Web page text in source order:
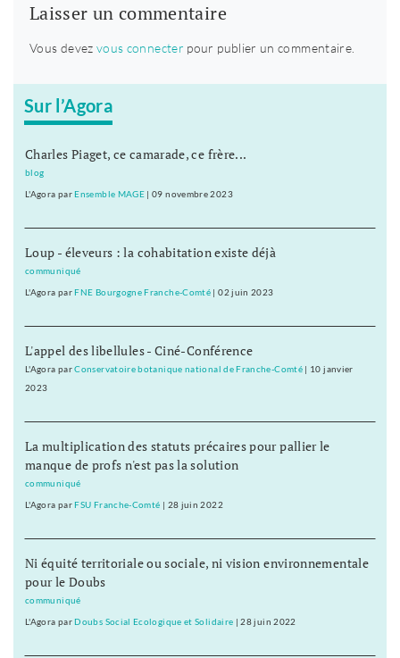
Laisser un commentaire
Vous devez vous connecter pour publier un commentaire.
Sur l’Agora
Charles Piaget, ce camarade, ce frère...
blog
L'Agora parEnsemble MAGE |09 novembre 2023
Loup - éleveurs : la cohabitation existe déjà
communiqué
L'Agora parFNE Bourgogne Franche-Comté |02 juin 2023
L'appel des libellules - Ciné-Conférence
L'Agora parConservatoire botanique national de Franche-Comté| 10 janvier
2023
La multiplication des statuts précaires pour pallier le
manque de profs n'est pas la solution
communiqué
L'Agora parFSU Franche-Comté | 28 juin 2022
Ni équité territoriale ou sociale, ni vision environnementale
pour le Doubs
communiqué
L'Agora parDoubs Social Ecologique et Solidaire |28 juin 2022